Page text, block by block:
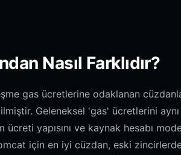
Nasıl Farklıdır?
gas ücretlerine odaklanan
Geleneksel 'gas' ücretlerini aynı
yapısını ve kaynak hesabı
için en iyi cüzdan, eski